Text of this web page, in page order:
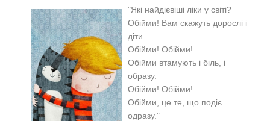
"Які найдієвіші ліки у світі?
Обійми! Вам скажуть дорослі і
діти.
Обійми! Обійми!
Обійми втамують і біль, і
образу.
Обійми! Обійми!
Обійми, це те, що подіє
одразу."